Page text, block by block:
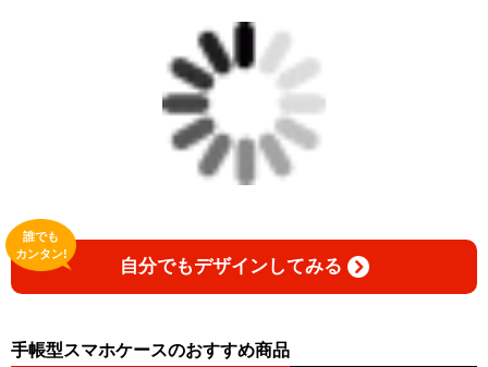
自分でもデザインしてみる
誰でも
カンタン!
手帳型スマホケースのおすすめ商品